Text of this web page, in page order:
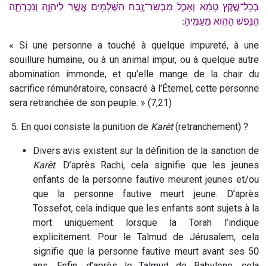
בְּכָל־שֶׁ֣קֶץ טָמֵ֔א וְאָכַ֛ל מִבְּשַׂר־זֶ֥בַח הַשְּׁלָמִ֖ים אֲשֶׁ֣ר לַיהוָ֑ה וְנִכְרְתָ֛ה
הַנֶּ֥פֶשׁ הַהִ֖וא מֵעַמֶּֽיהָ ׃
« Si une personne a touché à quelque impureté, à une
souillure humaine, ou à un animal impur, ou à quelque autre
abomination immonde, et qu'elle mange de la chair du
sacrifice rémunératoire, consacré à l'Éternel, cette personne
sera retranchée de son peuple. » (7,21)
5. En quoi consiste la punition de Karèt(retranchement) ?
Divers avis existent sur la définition de la sanction de
Karèt. D’après Rachi, cela signifie que les jeunes
enfants de la personne fautive meurent jeunes et/ou
que la personne fautive meurt jeune. D’après
Tossefot, cela indique que les enfants sont sujets à la
mort uniquement lorsque la Torah l’indique
explicitement. Pour le Talmud de Jérusalem, cela
signifie que la personne fautive meurt avant ses 50